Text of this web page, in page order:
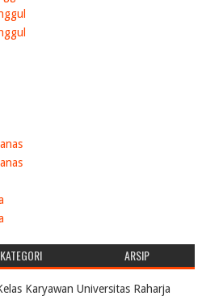
KATEGORI ARSIP
Karyawan Universitas Raharja